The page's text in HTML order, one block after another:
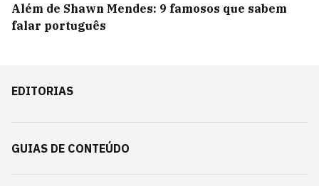
Além de Shawn Mendes: 9 famosos que sabem
falar português
EDITORIAS
GUIAS DE CONTEÚDO